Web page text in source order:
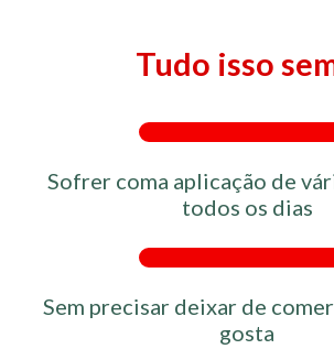
Tudo isso
Sofrer coma aplicação de
todos os dias
Sem precisar deixar de
gosta